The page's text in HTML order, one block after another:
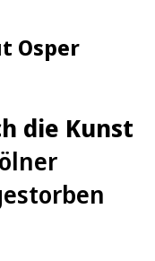
Osper
die Kunst